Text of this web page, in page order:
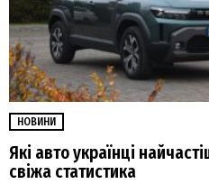
НОВИНИ
Які авто українці
свіжа статистика